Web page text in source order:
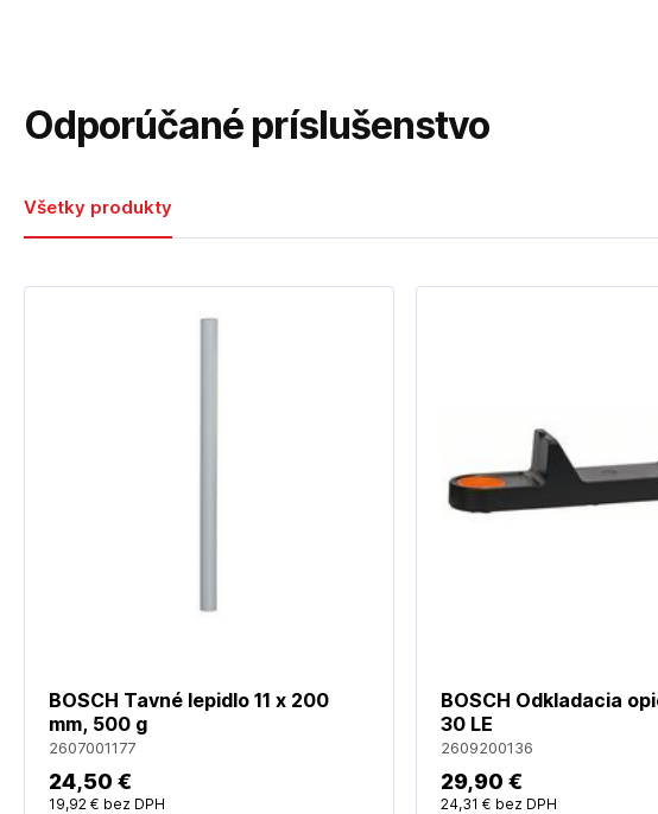
Odporúčané príslušenstvo
Všetky produkty
BOSCH Tavné lepidlo 11 x 200
mm, 500 g
2607001177
24,50 €
19,92 € bez DPH
BOSCH Odkladacia
30 LE
2609200136
29,90 €
24,31 € bez DPH